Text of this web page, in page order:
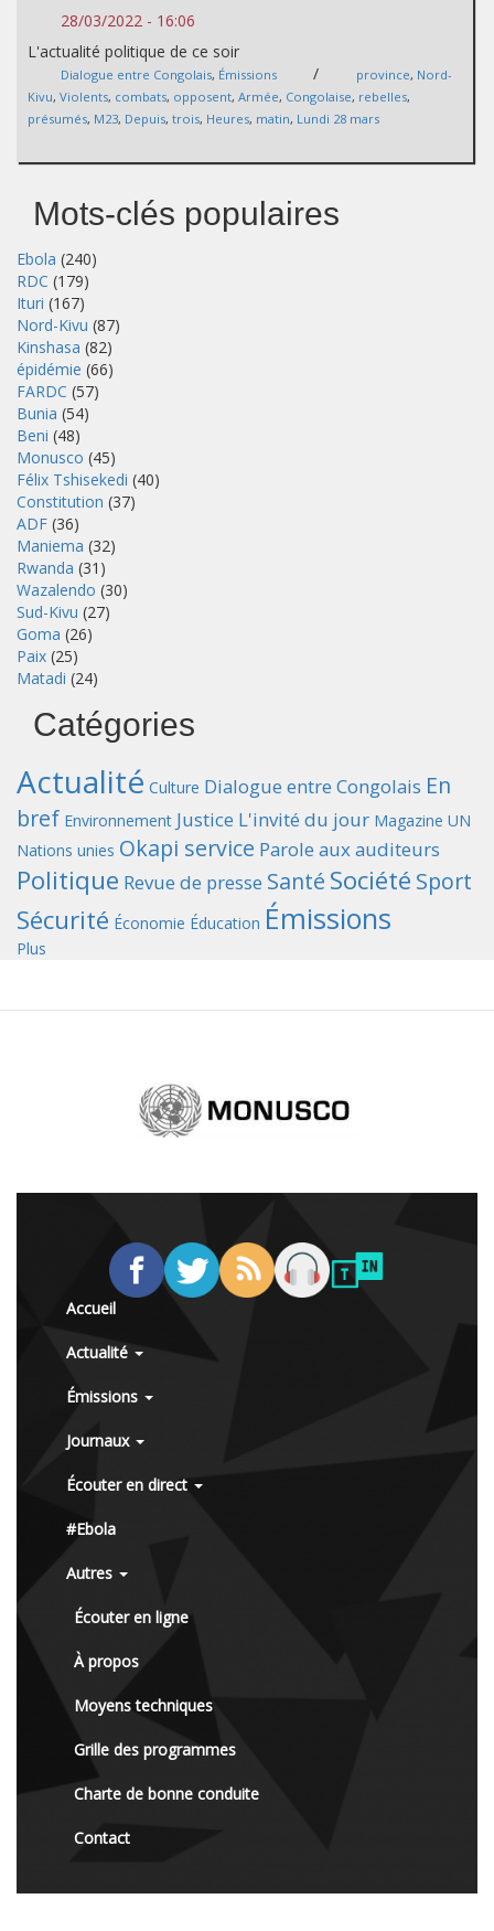
28/03/2022 - 16:06
L'actualité politique de ce soir
Dialogue entre Congolais, Émissions / province, Nord-
Kivu, Violents, combats, opposent, Armée, Congolaise, rebelles,
présumés, M23, Depuis, trois, Heures, matin, Lundi 28 mars
Mots-clés populaires
Ebola (240)
RDC (179)
Ituri (167)
Nord-Kivu (87)
Kinshasa (82)
épidémie (66)
FARDC (57)
Bunia (54)
Beni (48)
Monusco (45)
Félix Tshisekedi (40)
Constitution (37)
ADF (36)
Maniema (32)
Rwanda (31)
Wazalendo (30)
Sud-Kivu (27)
Goma (26)
Paix (25)
Matadi (24)
Catégories
Actualité Culture Dialogue entre Congolais En
bref Environnement Justice L'invité du jour Magazine UN
Nations unies Okapi service Parole aux auditeurs
Politique Revue de presse Santé Société Sport
Sécurité Économie Éducation Émissions
Plus
Accueil
Actualité
Émissions
Journaux
Écouter en direct
#Ebola
Autres
Écouter en ligne
À propos
Moyens techniques
Grille des programmes
Charte de bonne conduite
Contact